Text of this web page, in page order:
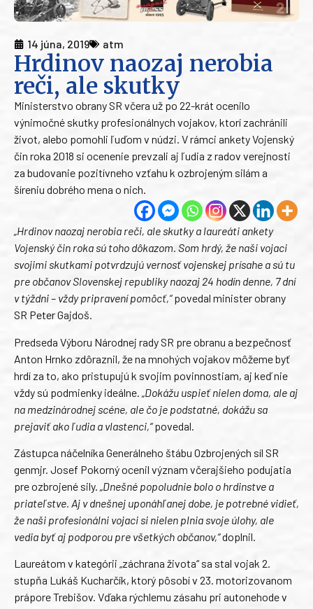
14 júna, 2019 atm
Hrdinov naozaj nerobia
reči, ale skutky
Ministerstvo obrany SR včera už po 22-krát ocenilo
výnimočné skutky profesionálnych vojakov, ktorí zachránili
život, alebo pomohli ľuďom v núdzi. V rámci ankety Vojenský
čin roka 2018 si ocenenie prevzali aj ľudia z radov verejnosti
za budovanie pozitívneho vzťahu k ozbrojeným silám a
šíreniu dobrého mena o nich.
„Hrdinov naozaj nerobia reči, ale skutky a laureáti ankety
Vojenský čin roka sú toho dôkazom. Som hrdý, že naši vojaci
svojimi skutkami potvrdzujú vernosť vojenskej prísahe a sú tu
pre občanov Slovenskej republiky naozaj 24 hodín denne, 7 dní
v týždni – vždy pripravení pomôcť,“povedal minister obrany
SR Peter Gajdoš.
Predseda Výboru Národnej rady SR pre obranu a bezpečnosť
Anton Hrnko zdôraznil, že na mnohých vojakov môžeme byť
hrdí za to, ako pristupujú k svojim povinnostiam, aj keď nie
vždy sú podmienky ideálne.
„Dokážu uspieť nielen doma, ale aj
na medzinárodnej scéne, ale čo je podstatné, dokážu sa
prejaviť ako ľudia a vlastenci,“povedal.
Zástupca náčelníka Generálneho štábu Ozbrojených síl SR
genmjr. Josef Pokorný ocenil význam včerajšieho podujatia
pre ozbrojené sily. „Dnešné popoludnie bolo o hrdinstve a
priateľstve. Aj v dnešnej uponáhľanej dobe, je potrebné vidieť,
že naši profesionálni vojaci si nielen plnia svoje úlohy, ale
vedia byť aj podporou pre všetkých občanov,“doplnil.
Laureátom v kategórii „záchrana života“ sa stal vojak 2.
stupňa Lukáš Kucharčík, ktorý pôsobí v 23. motorizovanom
prápore Trebišov. Vďaka rýchlemu zásahu pri autonehode v